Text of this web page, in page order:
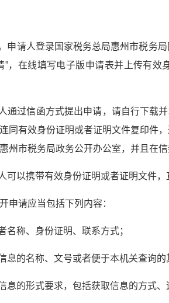
申请人登录国家税务总局惠州市税务
”，在线填写电子版申请表并上传有效
通过信函方式提出申请，请自行下载
同有效身份证明或者证明文件复印件
州市税务局政务公开办公室，并且在信
可以携带有效身份证明或者证明文件，
申请应当包括下列内容：
名称、身份证明、联系方式；
息的名称、文号或者便于本机关查询的
息的形式要求，包括获取信息的方式、